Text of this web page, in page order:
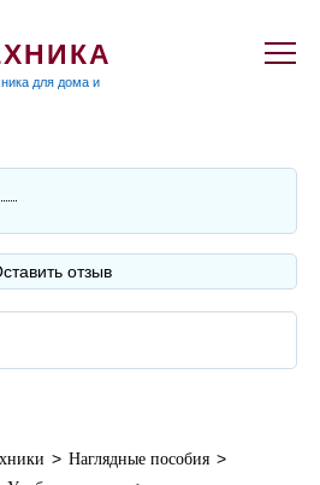
для дома и
отзыв
> Наглядные пособия >